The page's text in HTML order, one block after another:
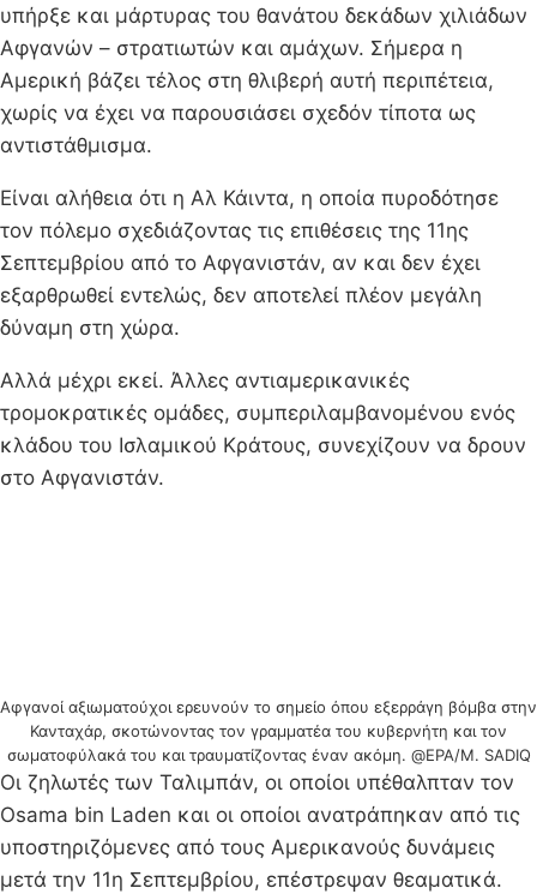
υπήρξε και μάρτυρας του θανάτου δεκάδων χιλιάδων
Αφγανών – στρατιωτών και αμάχων. Σήμερα η
Αμερική βάζει τέλος στη θλιβερή αυτή περιπέτεια,
χωρίς να έχει να παρουσιάσει σχεδόν τίποτα ως
αντιστάθμισμα.
Είναι αλήθεια ότι η Αλ Κάιντα, η οποία πυροδότησε
τον πόλεμο σχεδιάζοντας τις επιθέσεις της 11ης
Σεπτεμβρίου από το Αφγανιστάν, αν και δεν έχει
εξαρθρωθεί εντελώς, δεν αποτελεί πλέον μεγάλη
δύναμη στη χώρα.
Αλλά μέχρι εκεί. Άλλες αντιαμερικανικές
τρομοκρατικές ομάδες, συμπεριλαμβανομένου ενός
κλάδου του Ισλαμικού Κράτους, συνεχίζουν να δρουν
στο Αφγανιστάν.
Αφγανοί αξιωματούχοι ερευνούν το σημείο όπου εξερράγη βόμβα στην
Κανταχάρ, σκοτώνοντας τον γραμματέα του κυβερνήτη και τον
σωματοφύλακά του και τραυματίζοντας έναν ακόμη. @EPA/M. SADIQ
Οι ζηλωτές των Ταλιμπάν, οι οποίοι υπέθαλπταν τον
Osama bin Laden και οι οποίοι ανατράπηκαν από τις
υποστηριζόμενες από τους Αμερικανούς δυνάμεις
μετά την 11η Σεπτεμβρίου, επέστρεψαν θεαματικά.